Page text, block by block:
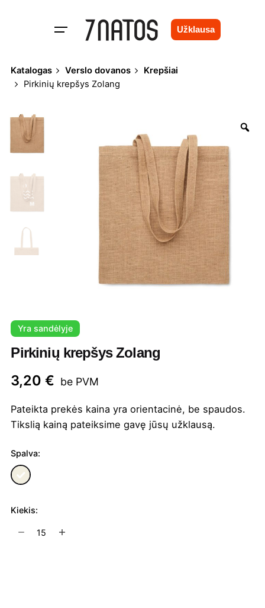
Užklausa
Katalogas Verslo dovanos
Krepšiai
Pirkinių krepšys Zolang
Yra sandėlyje
Pirkinių krepšys Zolang
3,20€ be PVM
Pateikta prekės kaina yra orientacinė, be spaudos.
Tikslią kainą pateiksime gavę jūsų užklausą.
Spalva:
Kiekis:
produkto